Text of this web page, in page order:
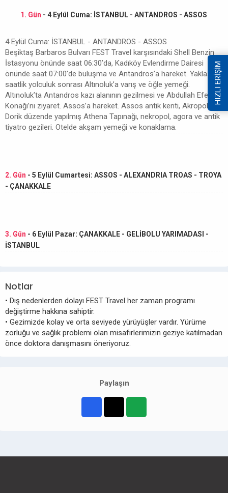
1. Gün - 4 Eylül Cuma: İSTANBUL - ANTANDROS - ASSOS
4 Eylül Cuma: İSTANBUL - ANTANDROS - ASSOS
Beşiktaş Barbaros Bulvarı FEST Travel karşısındaki Shell Benzin
İstasyonu önünde saat 06:30’da, Kadıköy Evlendirme Dairesi
önünde saat 07:00’de buluşma ve Antandros’a hareket. Yaklaşık 5
saatlik yolculuk sonrası Altınoluk’a varış ve öğle yemeği.
Altınoluk’ta Antandros kazı alanının gezilmesi ve Abdullah Efendi
Konağı’nı ziyaret. Assos’a hareket. Assos antik kenti, Akropol,
Dorik düzende yapılmış Athena Tapınağı, nekropol, agora ve antik
tiyatro gezileri. Otelde akşam yemeği ve konaklama.
2. Gün - 5 Eylül Cumartesi: ASSOS - ALEXANDRIA TROAS - TROYA
- ÇANAKKALE
3. Gün - 6 Eylül Pazar: ÇANAKKALE - GELİBOLU YARIMADASI -
İSTANBUL
Notlar
• Dış nedenlerden dolayı FEST Travel her zaman programı
değiştirme hakkına sahiptir.
• Gezimizde kolay ve orta seviyede yürüyüşler vardır. Yürüme
zorluğu ve sağlık problemi olan misafirlerimizin geziye katılmadan
önce doktora danışmasını öneriyoruz.
Paylaşın
HIZLI ERİŞİM